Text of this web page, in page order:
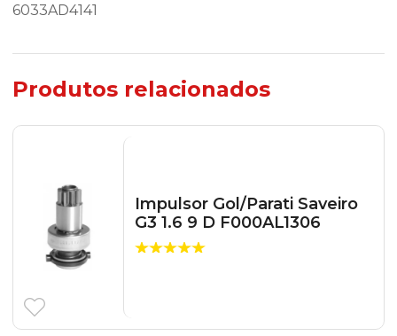
6033AD4141
Produtos relacionados
Impulsor Gol/Parati Saveiro
G3 1.6 9 D F000AL1306